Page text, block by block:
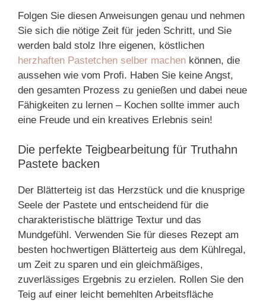
Folgen Sie diesen Anweisungen genau und nehmen
Sie sich die nötige Zeit für jeden Schritt, und Sie
werden bald stolz Ihre eigenen, köstlichen
herzhaften Pastetchen selber machen können, die
aussehen wie vom Profi. Haben Sie keine Angst,
den gesamten Prozess zu genießen und dabei neue
Fähigkeiten zu lernen – Kochen sollte immer auch
eine Freude und ein kreatives Erlebnis sein!
Die perfekte Teigbearbeitung für Truthahn
Pastete backen
Der Blätterteig ist das Herzstück und die knusprige
Seele der Pastete und entscheidend für die
charakteristische blättrige Textur und das
Mundgefühl. Verwenden Sie für dieses Rezept am
besten hochwertigen Blätterteig aus dem Kühlregal,
um Zeit zu sparen und ein gleichmäßiges,
zuverlässiges Ergebnis zu erzielen. Rollen Sie den
Teig auf einer leicht bemehlten Arbeitsfläche